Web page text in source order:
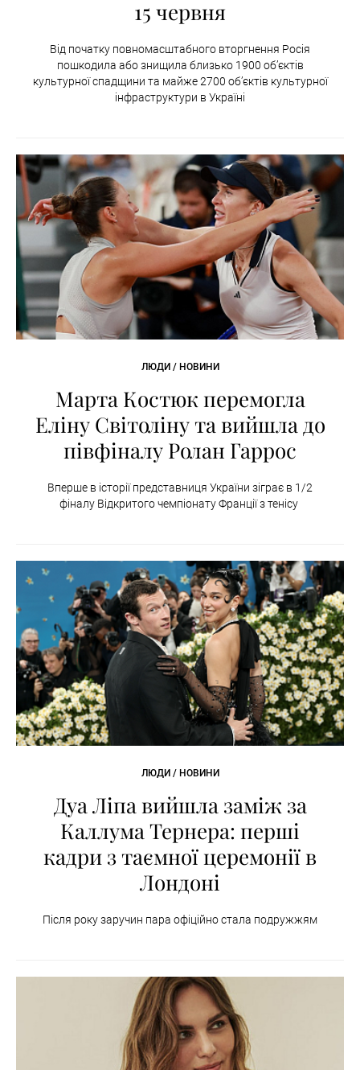
15 червня
Від початку повномасштабного вторгнення Росія
пошкодила або знищила близько 1900 об’єктів
культурної спадщини та майже 2700 об’єктів культурної
інфраструктури в Україні
ЛЮДИ / НОВИНИ
Марта Костюк перемогла
Еліну Світоліну та вийшла до
півфіналу Ролан Гаррос
Вперше в історії представниця України зіграє в 1/2
фіналу Відкритого чемпіонату Франції з тенісу
ЛЮДИ / НОВИНИ
Дуа Ліпа вийшла заміж за
Каллума Тернера: перші
кадри з таємної церемонії в
Лондоні
Після року заручин пара офіційно стала подружжям